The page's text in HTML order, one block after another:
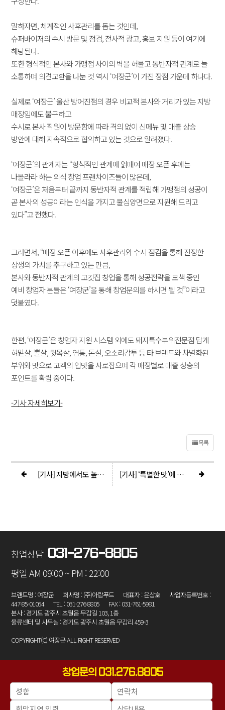
말하자면, 체계적인 사후관리를 돕는 것인데,
슈퍼바이저의 수시 방문 및 점검, 전사적 광고, 홍보 지원 등이 여기에
해당된다.
또한 형식적인 본사와 가맹점 사이의 벽을 허물고 동반자적 관계로 늘
소통하며 의견교환을 나눈 것 역시 ‘여장군’이 가진 장점 가운데 하나다.
실제로 ‘여장군’ 울산 방어진점의 경우 비교적 본사와 거리가 있는 지방
매장임에도 불구하고
수시로 본사 직원이 방문함에 따라 격의 없이 신메뉴 및 매출 상승
방안에 대해 지속적으로 협의하고 있는 것으로 알려졌다.
​‘여장군’의 관계자는 “형식적인 관계에 얽매여 매장 오픈 후에는
나몰라라 하는 외식 창업 프랜차이즈들이 많은데,
‘여장군’은 처음부터 끝까지 동반자적 관계를 적립해 가맹점의 성공이
곧 본사의 성공이라는 인식을 가지고 물심양면으로 지원해 드리고
있다”고 전했다.
그러면서, “매장 오픈 이후에도 사후관리와 수시 점검을 통해 진정한
상생의 가치를 추구하고 있는 만큼,
본사와 동반자적 관계의 고깃집 창업을 통해 성공전략을 모색 중인
예비 창업자 분들은 ‘여장군’을 통해 창업문의를 하시면 될 것”이라고
덧붙였다.
한편, ‘여장군’은 창업자 지원 시스템 외에도 돼지특수부위전문점 답게
혀밑살, 뽈살, 뒷목살, 염통, 돈설, 오소리감투 등 타 브랜드와 차별화된
부위와 맛으로 고객의 입맛을 사로잡으며 각 매장별로 매출 상승의
포인트를 확립 중이다.
-기사 자세히보기-
목록
[기사] 지방에서도 높은 매출! 역시 고기집 창업은 ‘여장군’ [기사] ‘특별한 맛’에 이끌리고 싶다면? 고깃집 창업 브랜드 ‘여장군’ 추천
창업상담 031-276-8805
평일 AM 09:00 ~ PM : 22:00
브랜드명 : 여장군 회사명 : (주)아람푸드 대표자 : 윤상호
사업자등록번호 :
447-85-01054
TEL : 031-276-8805
FAX : 031-761-5981
본사 : 경기도 광주시 초월읍 무갑길 103, 1층
물류센터 및 사무실 : 경기도 광주시 초월읍 무갑리 459-3
COPYRIGHT(C) 여장군 ALL RIGHT RESERVED
창업문의 031.276.8805